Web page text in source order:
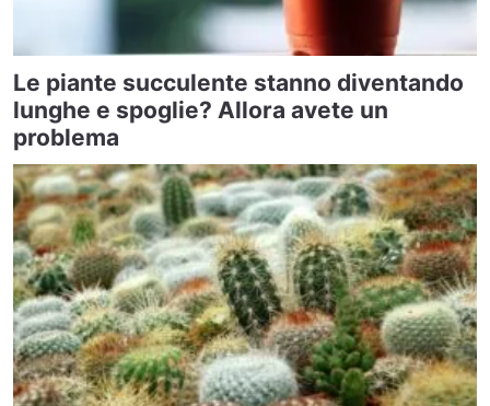
Le piante succulente stanno diventando
lunghe e spoglie? Allora avete un
problema